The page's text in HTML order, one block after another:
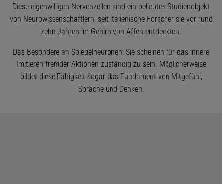
Diese eigenwilligen Nervenzellen sind ein beliebtes Studienobjekt
von Neurowissenschaftlern, seit italienische Forscher sie vor rund
zehn Jahren im Gehirn von Affen entdeckten.
Das Besondere an Spiegelneuronen: Sie scheinen für das innere
Imitieren fremder Aktionen zuständig zu sein. Möglicherweise
bildet diese Fähigkeit sogar das Fundament von Mitgefühl,
Sprache und Denken.